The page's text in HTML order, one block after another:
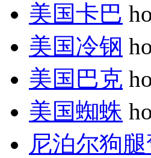
美国卡巴
美国冷钢
美国巴克
美国蜘蛛
尼泊尔狗